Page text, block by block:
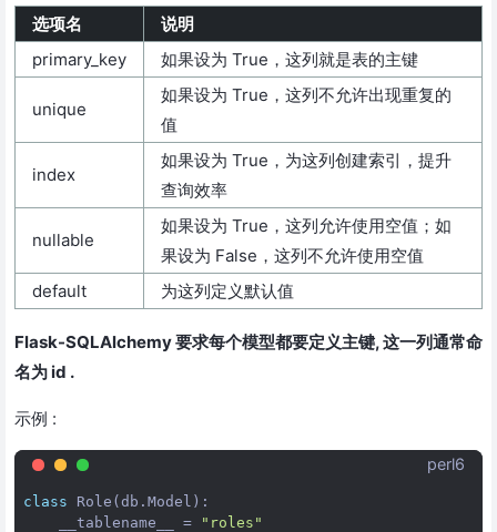
选项名
说明
primary_key
如果设为 True，这列就是表的主键
unique
如果设为 True，这列不允许出现重复的
值
index
如果设为 True，为这列创建索引，提升
查询效率
nullable
如果设为 True，这列允许使用空值；如
果设为 False，这列不允许使用空值
default
为这列定义默认值
Flask-SQLAlchemy 要求每个模型都要定义主键, 这一列通常命
名为 id .
示例 :
perl6
class Role ( db . Model ):
__tablename__
= "roles"